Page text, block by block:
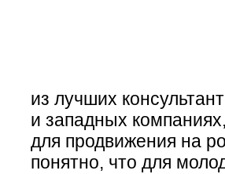
из лучших
и западных
для продвижения на
понятно, что для